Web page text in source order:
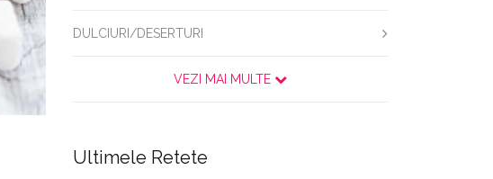
DULCIURI/DESERTURI
VEZI MAI MULTE
Ultimele Retete